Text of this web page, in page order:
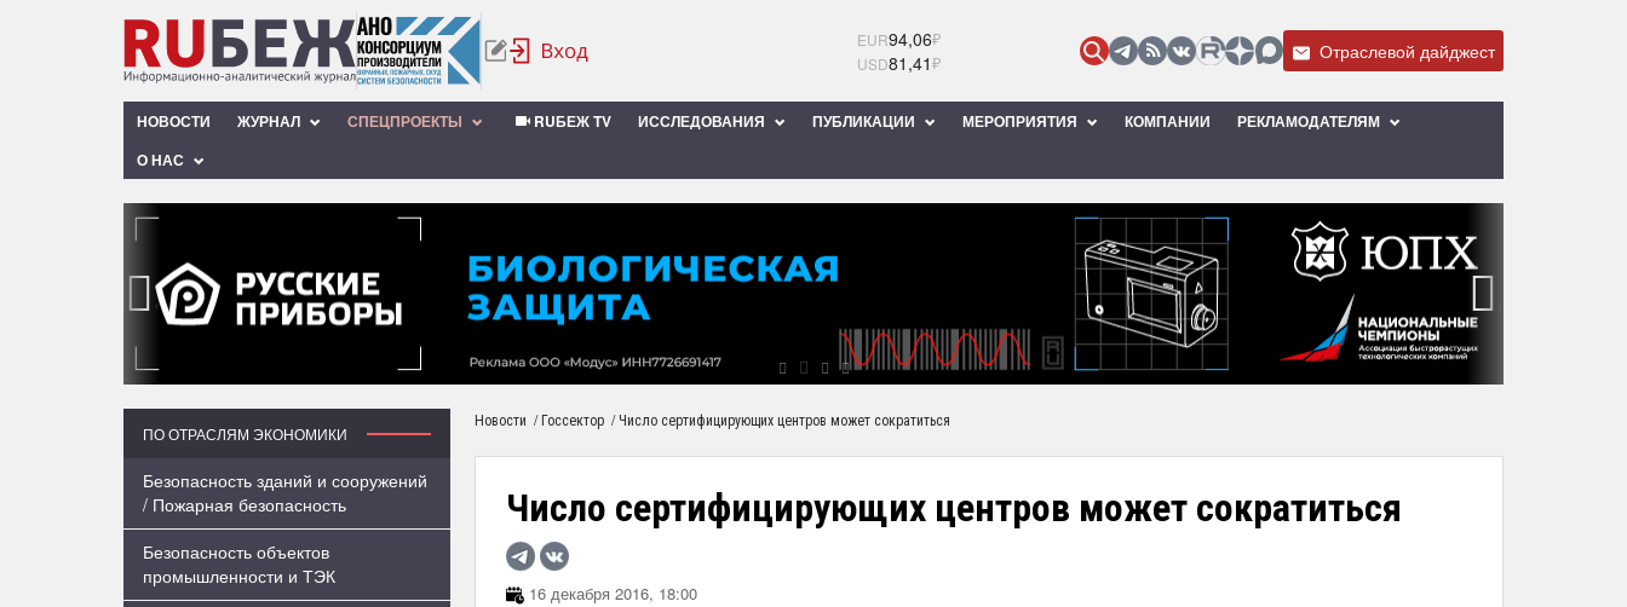
EUR94,06₽
USD81,41₽ Отраслевой дайджест
НОВОСТИ ЖУРНАЛ СПЕЦПРОЕКТЫ RUБЕЖ TV ИССЛЕДОВАНИЯ ПУБЛИКАЦИИ МЕРОПРИЯТИЯ КОМПАНИИ
РЕКЛАМОДАТЕЛЯМ
О НАС
‹
ПО ОТРАСЛЯМ ЭКОНОМИКИ
Безопасность зданий и сооружений
/ Пожарная безопасность
Безопасность объектов
промышленности и ТЭК
Новости / Госсектор / Число сертифицирующих центров может сократиться
Число сертифицирующих центров может сократиться
16 декабря 2016, 18:00